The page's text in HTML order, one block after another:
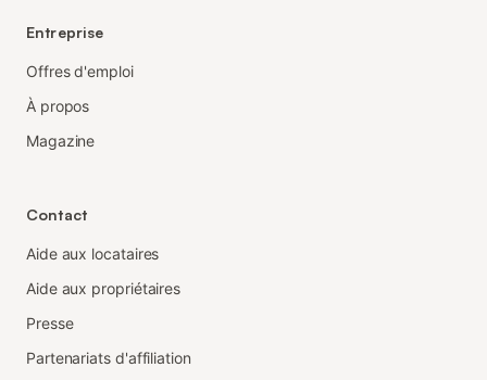
Entreprise
Offres d'emploi
À propos
Magazine
Contact
Aide aux locataires
Aide aux propriétaires
Presse
Partenariats d'affiliation